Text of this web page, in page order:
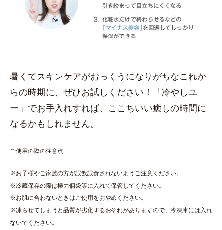
暑くてスキンケアがおっくうになりがちなこれか
らの時期に、ぜひお試しください！「冷やしユ
ー」でお手入れすれば、ここちいい癒しの時間に
なるかもしれません。
ご使用の際の注意点
※お子様やご家族の方が誤飲誤食されないようご注意ください。
※冷蔵保存の際は極力個袋等に入れて保管してください。
※お肌に合わないときはご使用をおやめください。
※凍らせてしまうと品質が劣化するおそれがありますので、冷凍庫には入れ
ないでください。